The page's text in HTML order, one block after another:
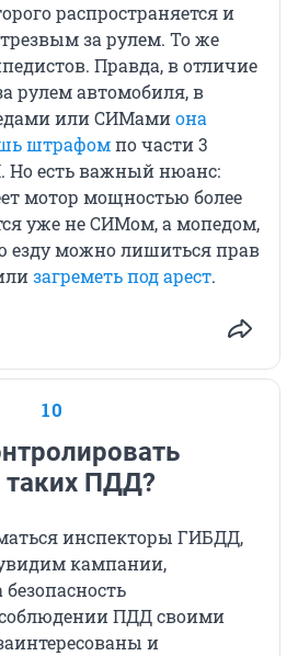
распространяется и
за рулем. То же
Правда, в отличие
рулем автомобиля, в
или СИМамиона
штрафомпо части 3
Но есть важный нюанс:
мотор мощностью более
уже не СИМом, а мопедом,
езду можно лишиться прав
загреметь под арест.
10
ПДД?
инспекторы ГИБДД,
кампании,
ПДД своими
и